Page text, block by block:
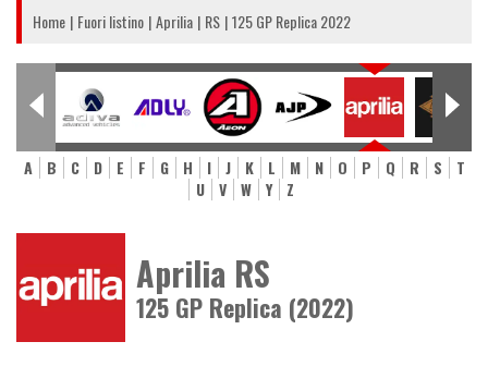
Home Fuori listino Aprilia RS 125 GP Replica 2022
A B C D E F G H I J K L M N O P Q R S
T
U
V W Y Z
Aprilia RS
125 GP Replica (2022)